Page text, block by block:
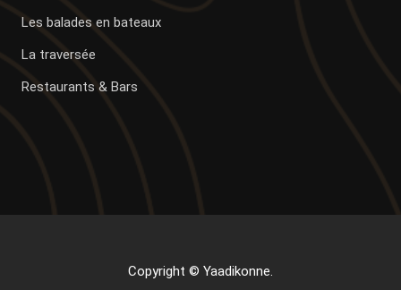
Les balades en bateaux
La traversée
Restaurants & Bars
Copyright © Yaadikonne.